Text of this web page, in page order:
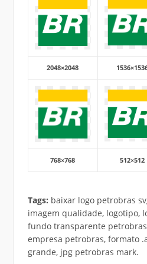
2048×2048
768×768 512×512
Tags: baixar logo petrobras
imagem qualidade, logotipo,
fundo transparente
empresa petrobras, formato
grande, jpg petrobras mark.